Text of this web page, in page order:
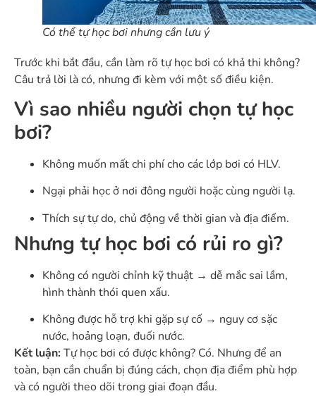
Có thể tự học bơi nhưng cần lưu ý
Trước khi bắt đầu, cần làm rõ tự học bơi có khả thi không?
Câu trả lời là có, nhưng đi kèm với một số điều kiện.
Vì sao nhiều người chọn tự học
bơi?
Không muốn mất chi phí cho các lớp bơi có HLV.
Ngại phải học ở nơi đông người hoặc cùng người lạ.
Thích sự tự do, chủ động về thời gian và địa điểm.
Nhưng tự học bơi có rủi ro gì?
Không có người chỉnh kỹ thuật → dễ mắc sai lầm,
hình thành thói quen xấu.
Không được hỗ trợ khi gặp sự cố → nguy cơ sặc
nước, hoảng loạn, đuối nước.
Kết luận:Tự học bơi có được không? Có. Nhưng để an
toàn, bạn cần chuẩn bị đúng cách, chọn địa điểm phù hợp
và có người theo dõi trong giai đoạn đầu.